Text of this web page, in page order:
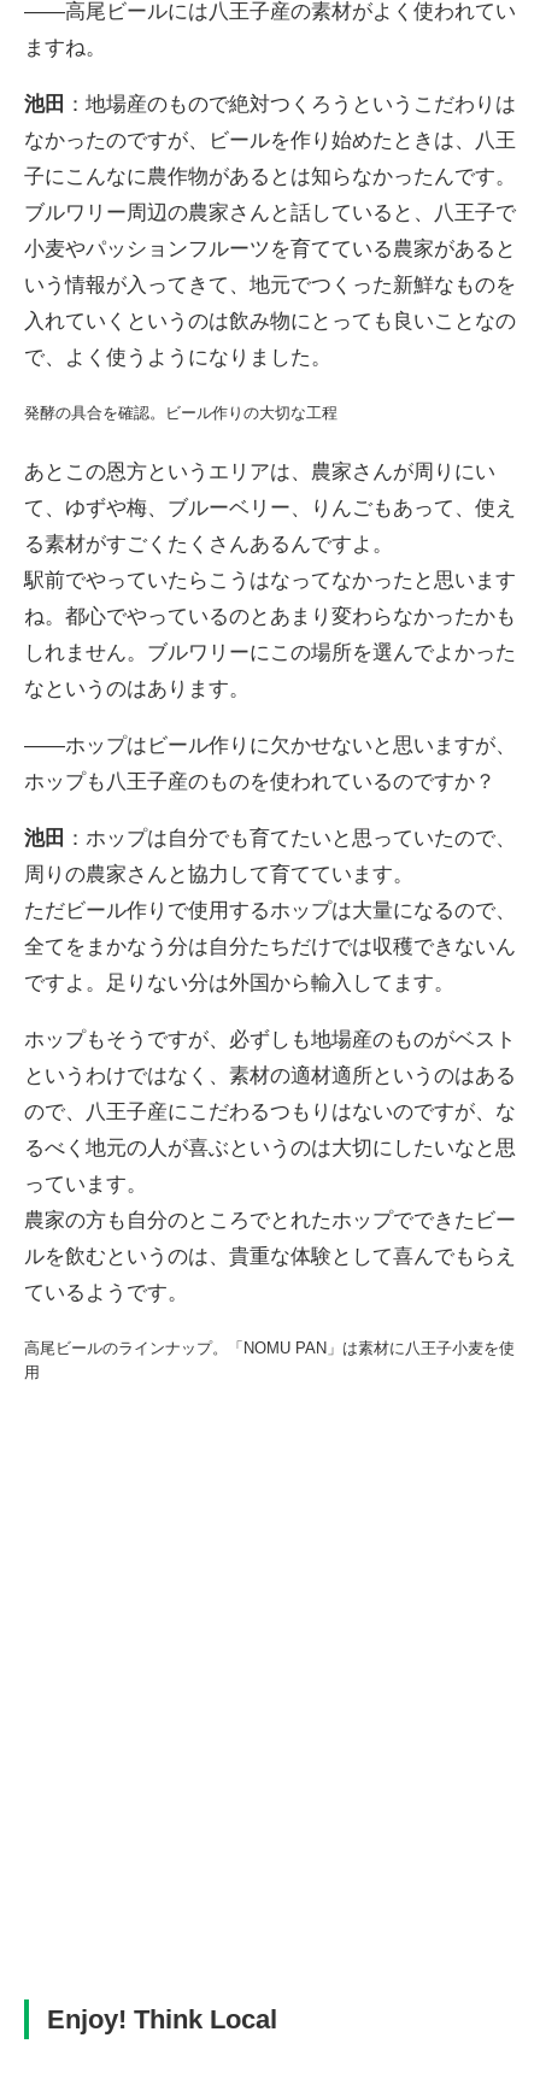
――高尾ビールには八王子産の素材がよく使われてい
ますね。
池田 ：地場産のもので絶対つくろうというこだわりは
なかったのですが、ビールを作り始めたときは、八王
子にこんなに農作物があるとは知らなかったんです。
ブルワリー周辺の農家さんと話していると、八王子で
小麦やパッションフルーツを育てている農家があると
いう情報が入ってきて、地元でつくった新鮮なものを
入れていくというのは飲み物にとっても良いことなの
で、よく使うようになりました。
発酵の具合を確認。ビール作りの大切な工程
あとこの恩方というエリアは、農家さんが周りにい
て、ゆずや梅、ブルーベリー、りんごもあって、使え
る素材がすごくたくさんあるんですよ。
駅前でやっていたらこうはなってなかったと思います
ね。都心でやっているのとあまり変わらなかったかも
しれません。ブルワリーにこの場所を選んでよかった
なというのはあります。
――ホップはビール作りに欠かせないと思いますが、
ホップも八王子産のものを使われているのですか？
池田 ：ホップは自分でも育てたいと思っていたので、
周りの農家さんと協力して育てています。
ただビール作りで使用するホップは大量になるので、
全てをまかなう分は自分たちだけでは収穫できないん
ですよ。足りない分は外国から輸入してます。
ホップもそうですが、必ずしも地場産のものがベスト
というわけではなく、素材の適材適所というのはある
ので、八王子産にこだわるつもりはないのですが、な
るべく地元の人が喜ぶというのは大切にしたいなと思
っています。
農家の方も自分のところでとれたホップでできたビー
ルを飲むというのは、貴重な体験として喜んでもらえ
ているようです。
高尾ビールのラインナップ。「NOMU PAN」は素材に八王子小麦を使
用
Enjoy! Think Local